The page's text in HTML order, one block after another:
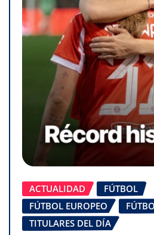
ACTUALIDAD
FÚTBOL
FÚTBOL EUROPEO
TITULARES DEL DÍA